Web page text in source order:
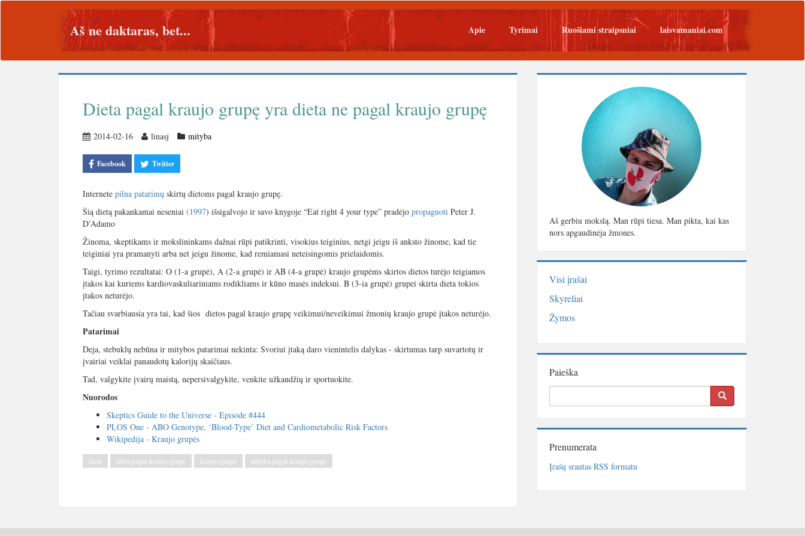
Aš ne daktaras, bet... Apie Tyrimai Ruošiami straipsniai laisvamaniai.com
Dieta pagal kraujo grupę yra dieta ne pagal kraujo grupę
2014-02-16 linasj mityba
Facebook Twitter
Internete pilna patarimų skirtų dietoms pagal kraujo grupę.
Šią dietą pakankamai neseniai (1997) išsigalvojo ir savo knygoje “Eat right 4 your type” pradėjo propaguoti Peter J.
D’Adamo
Žinoma, skeptikams ir mokslininkams dažnai rūpi patikrinti, visokius teiginius, netgi jeigu iš anksto žinome, kad tie
teiginiai yra pramanyti arba net jeigu žinome, kad remiamasi neteisingomis prielaidomis.
Taigi, tyrimo rezultatai: O (1-a grupė), A (2-a grupė) ir AB (4-a grupė) kraujo grupėms skirtos dietos turėjo teigiamos
įtakos kai kuriems kardiovaskuliariniams rodikliams ir kūno masės indeksui. B (3-ia grupė) grupei skirta dieta tokios
įtakos neturėjo.
Tačiau svarbiausia yra tai, kad šios dietos pagal kraujo grupę veikimui/neveikimui žmonių kraujo grupė įtakos neturėjo.
Patarimai
Deja, stebuklų nebūna ir mitybos patarimai nekinta: Svoriui įtaką daro vienintelis dalykas - skirtumas tarp suvartotų ir
įvairiai veiklai panaudotų kalorijų skaičiaus.
Tad, valgykite įvairų maistą, nepersivalgykite, venkite užkandžių ir sportuokite.
Nuorodos
Skeptics Guide to the Universe - Episode #444
PLOS One - ABO Genotype, ‘Blood-Type’ Diet and Cardiometabolic Risk Factors
Wikipedija - Kraujo grupės
dieta dieta-pagal-kraujo-grupe kraujo-grupe mityba-pagal-kraujo-grupe
Aš gerbiu mokslą. Man rūpi tiesa. Man pikta, kai kas
nors apgaudinėja žmones.
Visi įrašai
Skyreliai
Žymos
Paieška
Prenumerata
Įrašų srautas RSS formatu